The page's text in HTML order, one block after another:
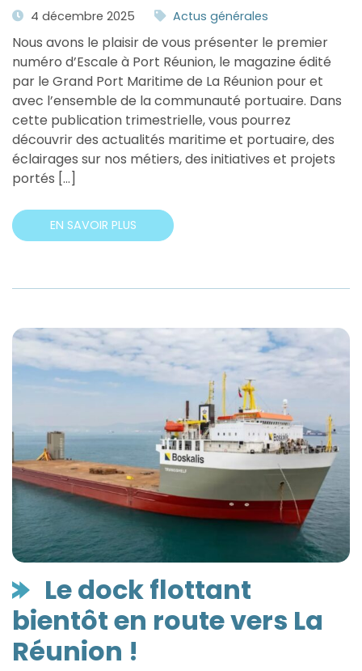
4 décembre 2025 Actus générales
Nous avons le plaisir de vous présenter le premier
numéro d’Escale à Port Réunion, le magazine édité
par le Grand Port Maritime de La Réunion pour et
avec l’ensemble de la communauté portuaire. Dans
cette publication trimestrielle, vous pourrez
découvrir des actualités maritime et portuaire, des
éclairages sur nos métiers, des initiatives et projets
portés […]
EN SAVOIR PLUS
Le dock flottant
bientôt en route vers La
Réunion !